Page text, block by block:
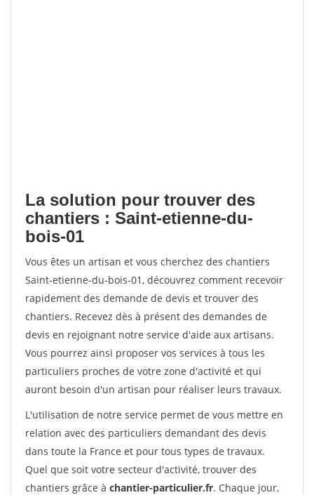
La solution pour trouver des
chantiers : Saint-etienne-du-
bois-01
Vous êtes un artisan et vous cherchez des chantiers
Saint-etienne-du-bois-01, découvrez comment recevoir
rapidement des demande de devis et trouver des
chantiers. Recevez dès à présent des demandes de
devis en rejoignant notre service d'aide aux artisans.
Vous pourrez ainsi proposer vos services à tous les
particuliers proches de votre zone d'activité et qui
auront besoin d'un artisan pour réaliser leurs travaux.
L'utilisation de notre service permet de vous mettre en
relation avec des particuliers demandant des devis
dans toute la France et pour tous types de travaux.
Quel que soit votre secteur d'activité, trouver des
chantiers grâce à chantier-particulier.fr. Chaque jour,